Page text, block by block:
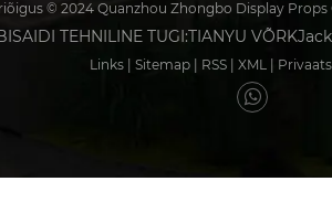
© 2024 Quanzhou Zhongbo Display Props
TEHNILINE TUGI:TIANYU VÕRK
Links Sitemap RSS XML